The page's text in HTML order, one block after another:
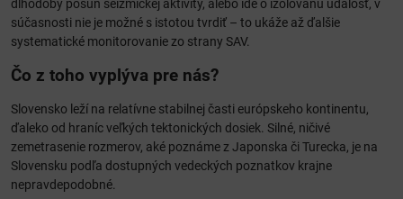
dlhodobý posun seizmickej aktivity, alebo ide o izolovanú udalosť, v
súčasnosti nie je možné s istotou tvrdiť – to ukáže až ďalšie
systematické monitorovanie zo strany SAV.
Čo z toho vyplýva pre nás?
Slovensko leží na relatívne stabilnej časti európskeho kontinentu,
ďaleko od hraníc veľkých tektonických dosiek. Silné, ničivé
zemetrasenie rozmerov, aké poznáme z Japonska či Turecka, je na
Slovensku podľa dostupných vedeckých poznatkov krajne
nepravdepodobné.